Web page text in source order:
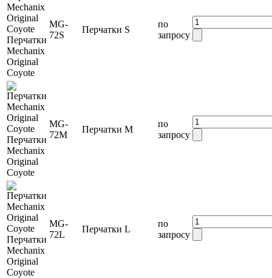
Перчатки
Mechanix
Original
Coyote
MG-
72S
Перчатки S
по
запросу
Перчатки
Mechanix
Original
Coyote
MG-
72M
Перчатки M
по
запросу
Перчатки
Mechanix
Original
Coyote
MG-
72L
Перчатки L
по
запросу